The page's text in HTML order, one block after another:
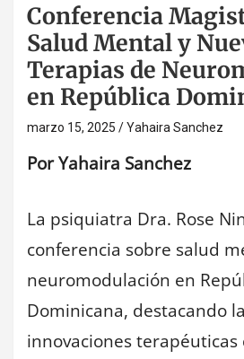
Conferencia
Salud Mental y
Terapias de
en República
marzo 15, 2025 Yahaira Sanchez
Por Yahaira Sanchez
La psiquiatra Dra. Rose
conferencia sobre salud
neuromodulación en
Dominicana, destacando
innovaciones terapéuticas